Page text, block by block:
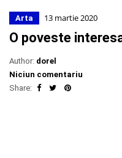
Arta 13 martie 2020
O poveste
Author: dorel
Niciun comentariu
Share: